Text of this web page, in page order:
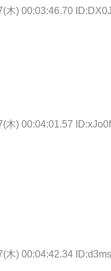
木) 00:03:46.70
木) 00:04:01.57
木) 00:04:42.34